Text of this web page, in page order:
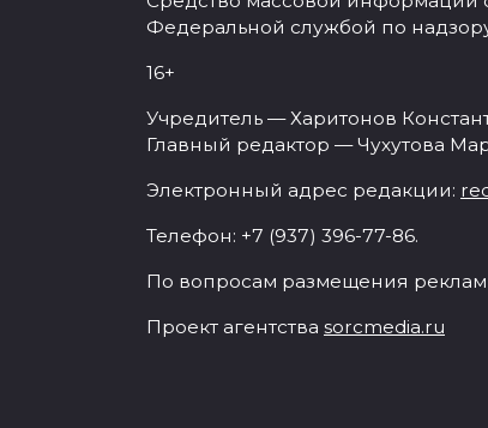
Федеральной службой по
16+
Учредитель — Харитонов
Главный редактор — Чухутова
Электронный адрес редакции:
Телефон: +7 (937) 396-77-86.
По вопросам размещения
Проект агентства sorcmedia.ru